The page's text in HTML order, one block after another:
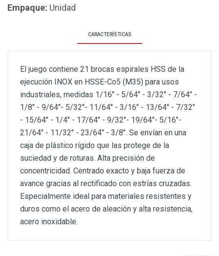
Empaque: Unidad
CARACTERÍSTICAS
El juego contiene 21 brocas espirales HSS de la
ejecución INOX en HSSE-Co5 (M35) para usos
industriales, medidas 1/16" - 5/64" - 3/32" - 7/64" -
1/8" - 9/64"- 5/32"- 11/64" - 3/16" - 13/64" - 7/32"
- 15/64" - 1/4" - 17/64" - 9/32"- 19/64"- 5/16"-
21/64" - 11/32" - 23/64" - 3/8". Se envían en una
caja de plástico rígido que las protege de la
suciedad y de roturas. Alta precisión de
concentricidad. Centrado exacto y baja fuerza de
avance gracias al rectificado con estrías cruzadas.
Especialmente ideal para materiales resistentes y
duros como el acero de aleación y alta resistencia,
acero inoxidable.